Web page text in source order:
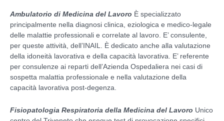
Ambulatorio di Medicina del Lavoro È specializzato
principalmente nella diagnosi clinica, eziologica e medico-legale
delle malattie professionali e correlate al lavoro. E’ consulente,
per queste attività, dell’INAIL. È dedicato anche alla valutazione
della idoneità lavorativa e della capacità lavorativa. E’ referente
per consulenze ai reparti dell’Azienda Ospedaliera nei casi di
sospetta malattia professionale e nella valutazione della
capacità lavorativa post-degenza.
Fisiopatologia Respiratoria della Medicina del Lavoro Unico